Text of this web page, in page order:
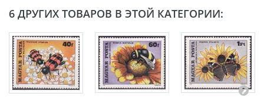
6 ДРУГИХ ТОВАРОВ В ЭТОЙ КАТЕГОРИИ: